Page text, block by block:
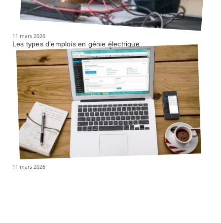
11 mars 2026
Les types d’emplois en génie électrique
11 mars 2026